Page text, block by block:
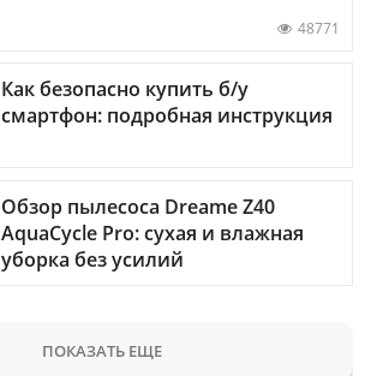
48771
Как безопасно купить б/у
смартфон: подробная инструкция
Обзор пылесоса Dreame Z40
AquaCycle Pro: сухая и влажная
уборка без усилий
ПОКАЗАТЬ ЕЩЕ